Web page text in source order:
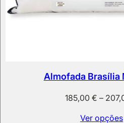
Almofada Brasília
185,00 € –
Ver opções